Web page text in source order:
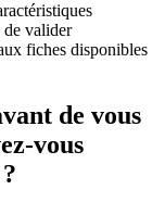
de valider
fiches disponibles
de vous
vous